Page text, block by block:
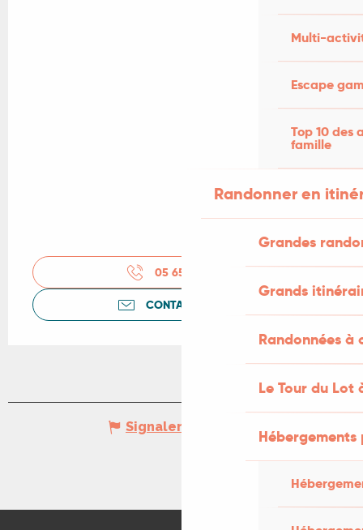
Multi-
Escape
Top 10 des
famille
Randonner en
Grandes
Grands
Randonnées
Le Tour du Lot
05 65 31 87
CONTACTEZ-NOUS
Signaler une erreur